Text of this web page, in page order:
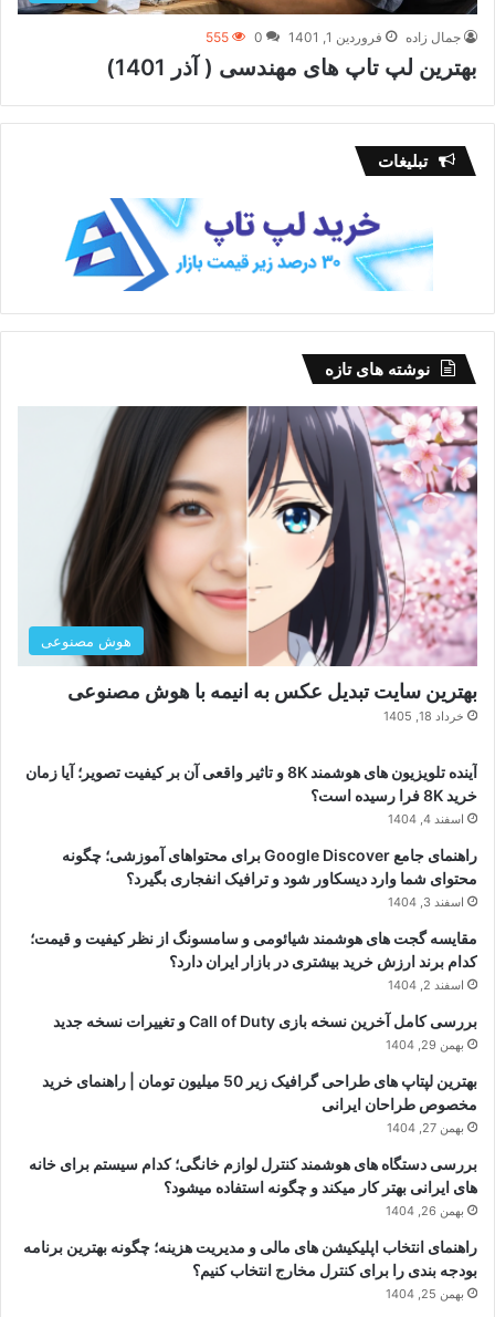
جمال زاده فروردین 1, 1401 0
555
بهترین لپ تاپ های مهندسی ( آذر 1401)
تبلیغات
نوشته های تازه
هوش مصنوعی
بهترین سایت تبدیل عکس به انیمه با هوش مصنوعی
خرداد 18, 1405
آینده تلویزیون های هوشمند 8K و تاثیر واقعی آن بر کیفیت تصویر؛ آیا زمان
خرید 8K فرا رسیده است؟
اسفند 4, 1404
راهنمای جامع Google Discover برای محتواهای آموزشی؛ چگونه
محتوای شما وارد دیسکاور شود و ترافیک انفجاری بگیرد؟
اسفند 3, 1404
مقایسه گجت های هوشمند شیائومی و سامسونگ از نظر کیفیت و قیمت؛
کدام برند ارزش خرید بیشتری در بازار ایران دارد؟
اسفند 2, 1404
بررسی کامل آخرین نسخه بازی Call of Duty و تغییرات نسخه جدید
بهمن 29, 1404
بهترین لپتاپ های طراحی گرافیک زیر 50 میلیون تومان | راهنمای خرید
مخصوص طراحان ایرانی
بهمن 27, 1404
بررسی دستگاه های هوشمند کنترل لوازم خانگی؛ کدام سیستم برای خانه
های ایرانی بهتر کار میکند و چگونه استفاده میشود؟
بهمن 26, 1404
راهنمای انتخاب اپلیکیشن های مالی و مدیریت هزینه؛ چگونه بهترین برنامه
بودجه بندی را برای کنترل مخارج انتخاب کنیم؟
بهمن 25, 1404